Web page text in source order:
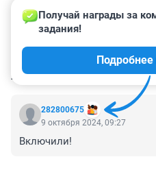
КОММЕНТАРИИ 30
282800675
Получай награды за
задания!
9 октября 2024, 09:27
Включили!